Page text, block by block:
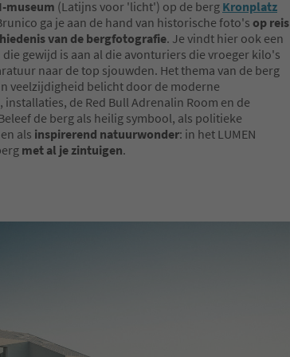
museum (Latijns voor 'licht') op de berg Kronplatz
ga je aan de hand van historische foto's op reis
van de bergfotografie. Je vindt hier ook een
gewijd is aan al die avonturiers die vroeger kilo's
naar de top sjouwden. Het thema van de berg
veelzijdigheid belicht door de moderne
de Red Bull Adrenalin Room en de
de berg als heilig symbool, als politieke
als inspirerend natuurwonder: in het LUMEN
met al je zintuigen.